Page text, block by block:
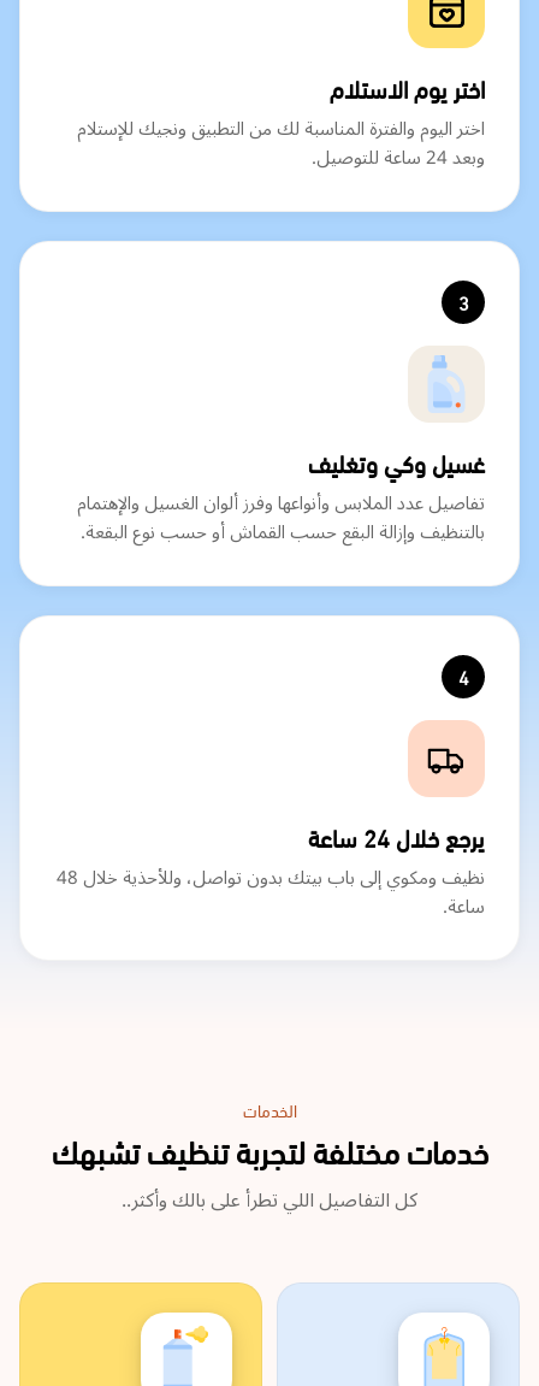
اختر يوم الاستلام
اختر اليوم والفترة المناسبة لك من التطبيق ونجيك للإستلام
وبعد 24 ساعة للتوصيل.
3
غسيل وكي وتغليف
تفاصيل عدد الملابس وأنواعها وفرز ألوان الغسيل والإهتمام
بالتنظيف وإزالة البقع حسب القماش أو حسب نوع البقعة.
4
يرجع خلال 24 ساعة
نظيف ومكوي إلى باب بيتك بدون تواصل، وللأحذية خلال 48
ساعة.
الخدمات
خدمات مختلفة لتجربة تنظيف تشبهك
كل التفاصيل اللي تطرأ على بالك وأكثر..